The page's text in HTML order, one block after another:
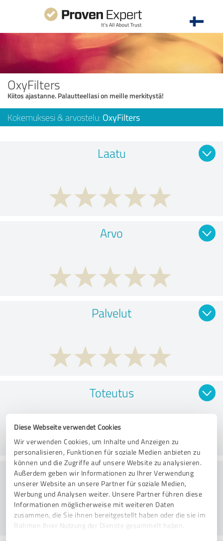
Diese Webseite verwendet Cookies
Wir verwenden Cookies, um Inhalte und Anzeigen zu
personalisieren, Funktionen für soziale Medien anbieten zu
können und die Zugriffe auf unsere Website zu analysieren.
Außerdem geben wir Informationen zu Ihrer Verwendung
unserer Website an unsere Partner für soziale Medien,
Werbung und Analysen weiter. Unsere Partner führen diese
Informationen möglicherweise mit weiteren Daten
zusammen, die Sie ihnen bereitgestellt haben oder die sie im
Rahmen Ihrer Nutzung der Dienste gesammelt haben.
OxyFilters
Kiitos ajastanne. Palautteellasi on meille merkitystä!
Kokemuksesi & arvostelu: OxyFilters
Laatu
Arvo
Palvelut
Toteutus
Konsultointi